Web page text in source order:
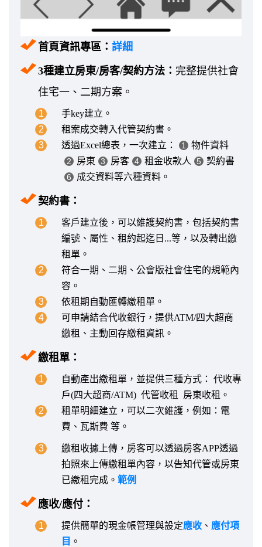
首頁資訊專區： 詳細
3種建立房東/房客/契約方法： 完整提供社會
住宅一、二期方案。
1
手key建立。
2
租案成交轉入代管契約書。
3
透過Excel總表，一次建立： 1 物件資料
2 房東 3 房客 4 租金收款人 5 契約書
6 成交資料等六種資料。
契約書：
1
客戶建立後，可以維護契約書，包括契約書
編號、屬性、租約起迄日...等，以及轉出繳
租單。
2
符合一期、二期、公會版社會住宅的規範內
容。
3
依租期自動匯轉繳租單。
4
可申請結合代收銀行，提供ATM/四大超商
繳租、主動回存繳租資訊。
繳租單：
1
自動產出繳租單，並提供三種方式： 代收專
戶(四大超商/ATM) 代管收租 房東收租。
2
租單明細建立，可以二次維護，例如：電
費、瓦斯費 等。
3
繳租收據上傳，房客可以透過房客APP透過
拍照來上傳繳租單內容，以告知代管或房東
已繳租完成。 範例
應收/應付：
1 提供簡單的現金帳管理與設定應收 、 應付項
目 。